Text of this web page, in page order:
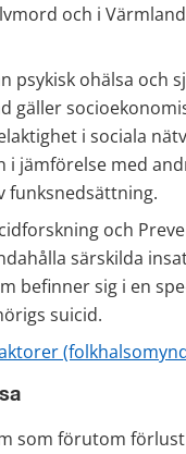
och i
psykisk ohälsa och
gäller
i sociala
i jämförelse med
funksnedsättning.
och
särskilda
befinner sig i en
suicid.
som förutom